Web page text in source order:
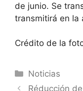
de junio. Se
transmitirá en la
Crédito de la
Categorías
Noticias
Réducción